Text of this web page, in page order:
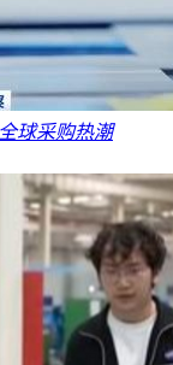
球采购热潮